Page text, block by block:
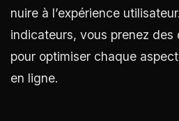
nuire à l’expérience
indicateurs, vous prenez des
pour optimiser chaque
en ligne.